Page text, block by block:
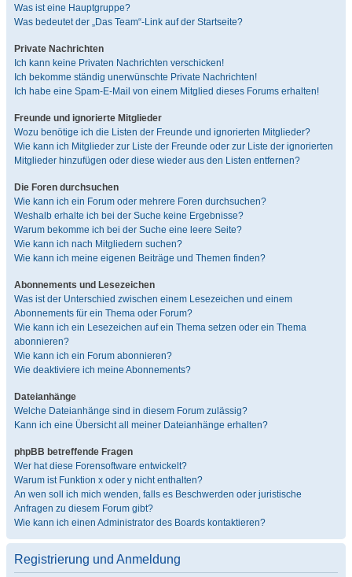
Was ist eine Hauptgruppe?
Was bedeutet der „Das Team“-Link auf der Startseite?
Private Nachrichten
Ich kann keine Privaten Nachrichten verschicken!
Ich bekomme ständig unerwünschte Private Nachrichten!
Ich habe eine Spam-E-Mail von einem Mitglied dieses Forums erhalten!
Freunde und ignorierte Mitglieder
Wozu benötige ich die Listen der Freunde und ignorierten Mitglieder?
Wie kann ich Mitglieder zur Liste der Freunde oder zur Liste der ignorierten
Mitglieder hinzufügen oder diese wieder aus den Listen entfernen?
Die Foren durchsuchen
Wie kann ich ein Forum oder mehrere Foren durchsuchen?
Weshalb erhalte ich bei der Suche keine Ergebnisse?
Warum bekomme ich bei der Suche eine leere Seite?
Wie kann ich nach Mitgliedern suchen?
Wie kann ich meine eigenen Beiträge und Themen finden?
Abonnements und Lesezeichen
Was ist der Unterschied zwischen einem Lesezeichen und einem
Abonnements für ein Thema oder Forum?
Wie kann ich ein Lesezeichen auf ein Thema setzen oder ein Thema
abonnieren?
Wie kann ich ein Forum abonnieren?
Wie deaktiviere ich meine Abonnements?
Dateianhänge
Welche Dateianhänge sind in diesem Forum zulässig?
Kann ich eine Übersicht all meiner Dateianhänge erhalten?
phpBB betreffende Fragen
Wer hat diese Forensoftware entwickelt?
Warum ist Funktion x oder y nicht enthalten?
An wen soll ich mich wenden, falls es Beschwerden oder juristische
Anfragen zu diesem Forum gibt?
Wie kann ich einen Administrator des Boards kontaktieren?
Registrierung und Anmeldung